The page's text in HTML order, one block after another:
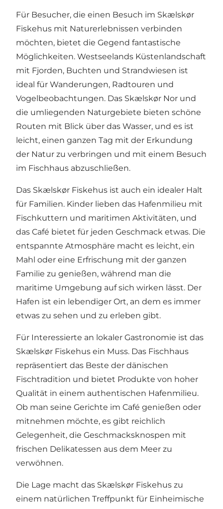
Für Besucher, die einen Besuch im Skælskør
Fiskehus mit Naturerlebnissen verbinden
möchten, bietet die Gegend fantastische
Möglichkeiten. Westseelands Küstenlandschaft
mit Fjorden, Buchten und Strandwiesen ist
ideal für Wanderungen, Radtouren und
Vogelbeobachtungen. Das Skælskør Nor und
die umliegenden Naturgebiete bieten schöne
Routen mit Blick über das Wasser, und es ist
leicht, einen ganzen Tag mit der Erkundung
der Natur zu verbringen und mit einem Besuch
im Fischhaus abzuschließen.
Das Skælskør Fiskehus ist auch ein idealer Halt
für Familien. Kinder lieben das Hafenmilieu mit
Fischkuttern und maritimen Aktivitäten, und
das Café bietet für jeden Geschmack etwas. Die
entspannte Atmosphäre macht es leicht, ein
Mahl oder eine Erfrischung mit der ganzen
Familie zu genießen, während man die
maritime Umgebung auf sich wirken lässt. Der
Hafen ist ein lebendiger Ort, an dem es immer
etwas zu sehen und zu erleben gibt.
Für Interessierte an lokaler Gastronomie ist das
Skælskør Fiskehus ein Muss. Das Fischhaus
repräsentiert das Beste der dänischen
Fischtradition und bietet Produkte von hoher
Qualität in einem authentischen Hafenmilieu.
Ob man seine Gerichte im Café genießen oder
mitnehmen möchte, es gibt reichlich
Gelegenheit, die Geschmacksknospen mit
frischen Delikatessen aus dem Meer zu
verwöhnen.
Die Lage macht das Skælskør Fiskehus zu
einem natürlichen Treffpunkt für Einheimische